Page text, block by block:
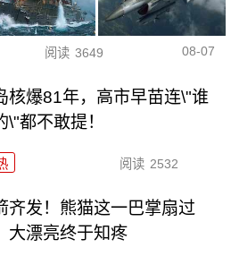
阅读 3649 08-07
核爆81年，高市早苗连\"谁
\"都不敢提！
阅读 2532
齐发！熊猫这一巴掌扇过
大漂亮终于知疼